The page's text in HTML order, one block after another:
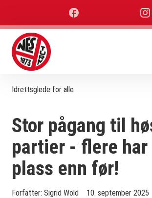
Idrettsglede for alle
Stor pågang til
partier - flere
plass enn før!
Forfatter: Sigrid Wold 10. september 2025